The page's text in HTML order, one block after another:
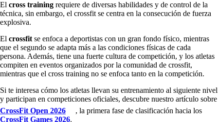
El cross training requiere de diversas habilidades y de control de la
técnica, sin embargo, el crossfit se centra en la consecución de fuerza
explosiva.
El crossfit se enfoca a deportistas con un gran fondo físico, mientras
que el segundo se adapta más a las condiciones físicas de cada
persona. Además, tiene una fuerte cultura de competición, y los atletas
compiten en eventos organizados por la comunidad de crossfit,
mientras que el cross training no se enfoca tanto en la competición.
Si te interesa cómo los atletas llevan su entrenamiento al siguiente nivel
y participan en competiciones oficiales, descubre nuestro artículo sobre
CrossFit Open 2026
, la primera fase de clasificación hacia los
CrossFit Games 2026.